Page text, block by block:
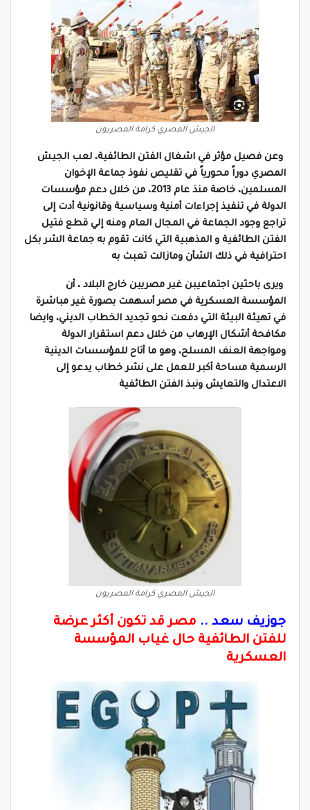
الجيش المصري كرامة المصريون
وعن فصيل مؤثر في اشغال الفتن الطائفية، لعب الجيش
المصري دوراً محورياً في تقليص نفوذ جماعة الإخوان
المسلمين، خاصة منذ عام 2013، من خلال دعم مؤسسات
الدولة في تنفيذ إجراءات أمنية وسياسية وقانونية أدت إلى
تراجع وجود الجماعة في المجال العام ومنه إلي قطع فتيل
الفتن الطائفية و المذهبية التي كانت تقوم به جماعة الشر بكل
احترافية في ذلك الشأن ومازالت تعبث به
ويرى باحثين اجتماعيبن غير مصريين خارج البلاد ، أن
المؤسسة العسكرية في مصر أسهمت بصورة غير مباشرة
في تهيئة البيئة التي دفعت نحو تجديد الخطاب الديني، وايضا
مكافحة أشكال الإرهاب من خلال دعم استقرار الدولة
ومواجهة العنف المسلح، وهو ما أتاح للمؤسسات الدينية
الرسمية مساحة أكبر للعمل على نشر خطاب يدعو إلى
الاعتدال والتعايش ونبذ الفتن الطائفية
الجيش المصري كرامة المصريون
جوزيف سعد .. مصر قد تكون أكثر عرضة
للفتن الطائفية حال غياب المؤسسة
العسكرية